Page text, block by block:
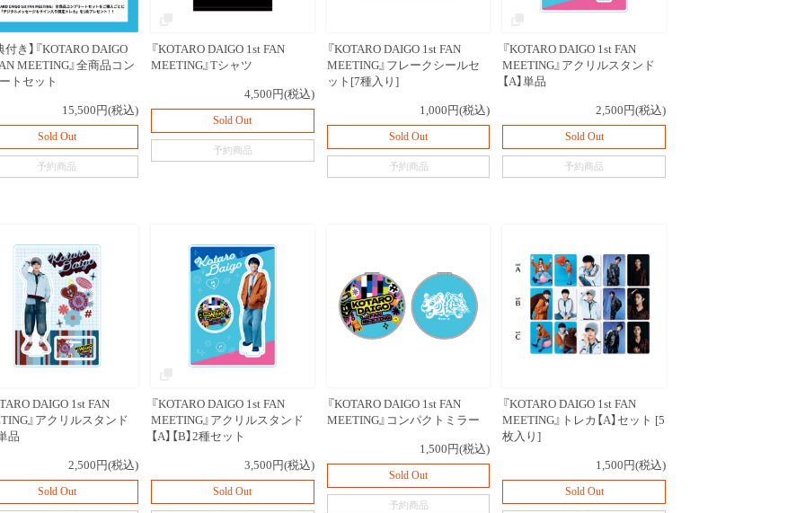
付き】『KOTARO DAIGO
MEETING』全商品コン
トセット
15,500円(税込)
Sold Out
予約商品
『KOTARO DAIGO 1st FAN
MEETING』Tシャツ
4,500円(税込)
Sold Out
予約商品
『KOTARO DAIGO 1st FAN
MEETING』フレークシールセ
ット[7種入り]
1,000円(税込)
Sold Out
予約商品
『KOTARO DAIGO 1st FAN
MEETING』アクリルスタンド
【A】単品
2,500円(税込)
Sold Out
予約商品
DAIGO 1st FAN
』アクリルスタンド
品
2,500円(税込)
Sold Out
『KOTARO DAIGO 1st FAN
MEETING』アクリルスタンド
【A】【B】2種セット
3,500円(税込)
Sold Out
『KOTARO DAIGO 1st FAN
MEETING』コンパクトミラー
1,500円(税込)
Sold Out
予約商品
『KOTARO DAIGO 1st FAN
MEETING』トレカ【A】セット [5
枚入り]
1,500円(税込)
Sold Out